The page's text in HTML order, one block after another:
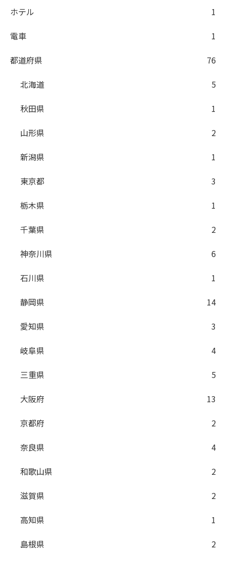
ホテル
1
電車
1
都道府県
76
北海道
5
秋田県
1
山形県
2
新潟県
1
東京都
3
栃木県
1
千葉県
2
神奈川県
6
石川県
1
静岡県
14
愛知県
3
岐阜県
4
三重県
5
大阪府
13
京都府
2
奈良県
4
和歌山県
2
滋賀県
2
高知県
1
島根県
2